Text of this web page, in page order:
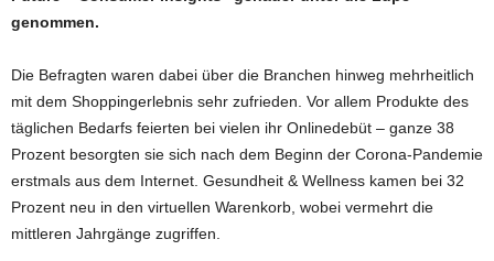
genommen.
Die Befragten waren dabei über die Branchen hinweg mehrheitlich
mit dem Shoppingerlebnis sehr zufrieden. Vor allem Produkte des
täglichen Bedarfs feierten bei vielen ihr Onlinedebüt – ganze 38
Prozent besorgten sie sich nach dem Beginn der Corona-Pandemie
erstmals aus dem Internet. Gesundheit & Wellness kamen bei 32
Prozent neu in den virtuellen Warenkorb, wobei vermehrt die
mittleren Jahrgänge zugriffen.